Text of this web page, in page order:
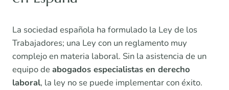
La sociedad española ha formulado la Ley de los
Trabajadores; una Ley con un reglamento muy
complejo en materia laboral. Sin la asistencia de un
equipo de abogados especialistas en derecho
laboral, la ley no se puede implementar con éxito.